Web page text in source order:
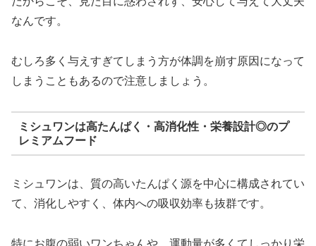
なんです。
むしろ多く与えすぎてしまう方が体調を崩す原因になって
しまうこともあるので注意しましょう。
ミシュワンは高たんぱく・高消化性・栄養設計◎のプ
レミアムフード
ミシュワンは、質の高いたんぱく源を中心に構成されてい
て、消化しやすく、体内への吸収効率も抜群です。
特にお腹の弱いワンちゃんや、運動量が多くてしっかり栄